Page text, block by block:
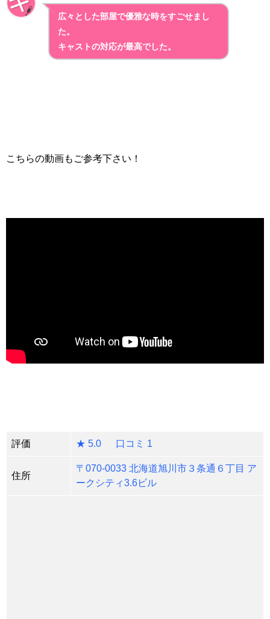
広々とした部屋で優雅な時をすごせまし
た。
キャストの対応が最高でした。
こちらの動画もご参考下さい！
評価 ★ 5.0 口コミ 1
住所
〒070-0033 北海道旭川市３条通６丁目 ア
ークシティ3.6ビル